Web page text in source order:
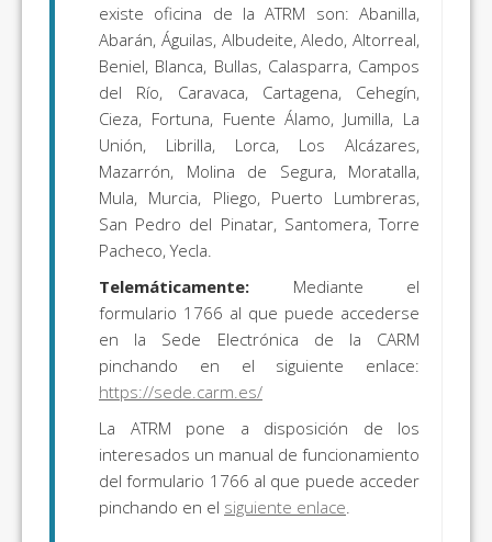
existe oficina de la ATRM son: Abanilla,
Abarán, Águilas, Albudeite, Aledo, Altorreal,
Beniel, Blanca, Bullas, Calasparra, Campos
del Río, Caravaca, Cartagena, Cehegín,
Cieza, Fortuna, Fuente Álamo, Jumilla, La
Unión, Librilla, Lorca, Los Alcázares,
Mazarrón, Molina de Segura, Moratalla,
Mula, Murcia, Pliego, Puerto Lumbreras,
San Pedro del Pinatar, Santomera, Torre
Pacheco, Yecla.
Telemáticamente: Mediante el
formulario 1766 al que puede accederse
en la Sede Electrónica de la CARM
pinchando en el siguiente enlace:
https://sede.carm.es/
La ATRM pone a disposición de los
interesados un manual de funcionamiento
del formulario 1766 al que puede acceder
pinchando en el siguiente enlace